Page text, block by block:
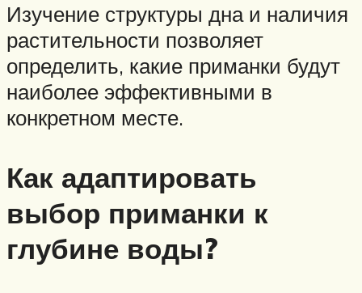
Изучение структуры дна и наличия
растительности позволяет
определить, какие приманки будут
наиболее эффективными в
конкретном месте.
Как адаптировать
выбор приманки к
глубине воды?